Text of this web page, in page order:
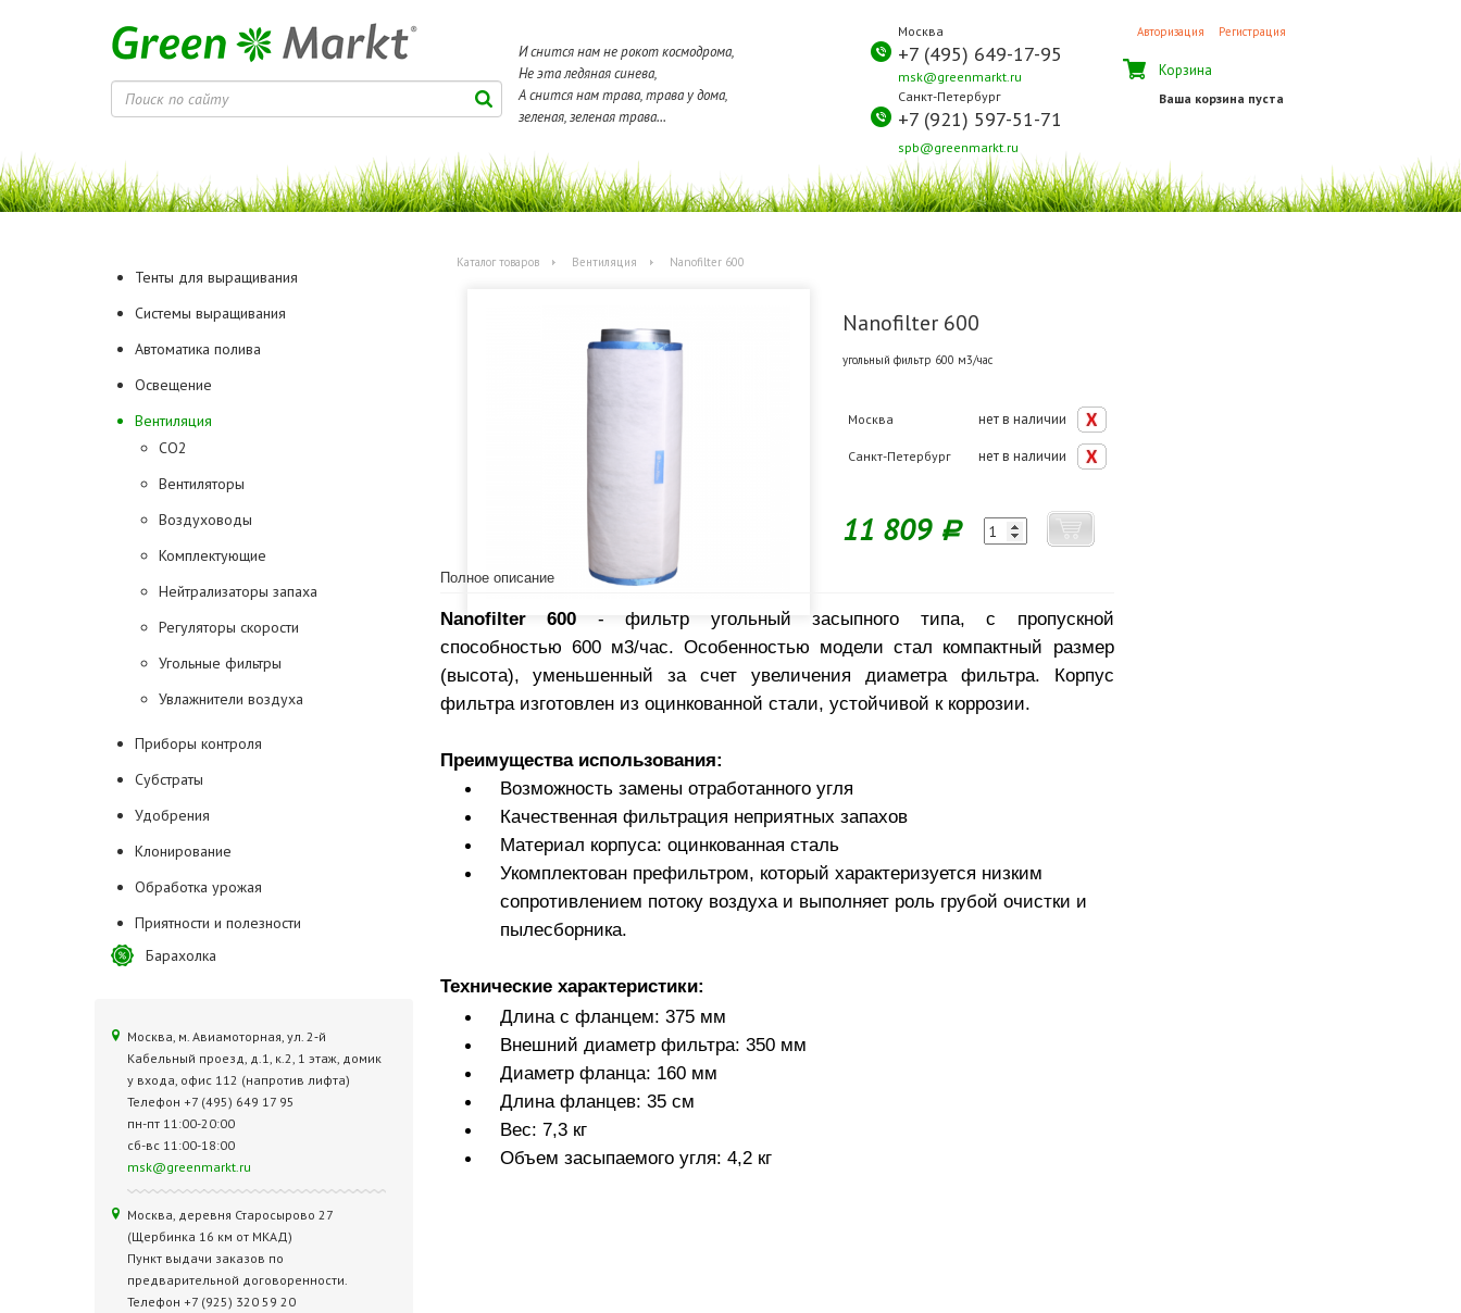
И снится нам не рокот космодрома,
Не эта ледяная синева,
А снится нам трава, трава у дома,
зеленая, зеленая трава...
Москва
+7 (495) 649-17-95
msk@greenmarkt.ru
Санкт-Петербург
+7 (921) 597-51-71
spb@greenmarkt.ru
Авторизация Регистрация
Корзина
Ваша корзина пуста
Тенты для выращивания
Системы выращивания
Автоматика полива
Освещение
Вентиляция
CO2
Вентиляторы
Воздуховоды
Комплектующие
Нейтрализаторы запаха
Регуляторы скорости
Угольные фильтры
Увлажнители воздуха
Приборы контроля
Субстраты
Удобрения
Клонирование
Обработка урожая
Приятности и полезности
Барахолка
Москва, м. Авиамоторная, ул. 2‑й
Кабельный проезд, д.1, к.2, 1 этаж, домик
у входа, офис 112 (напротив лифта)
Телефон +7 (495) 649 17 95
пн-пт 11:00-20:00
сб-вс 11:00-18:00
msk@greenmarkt.ru
Москва, деревня Старосырово 27
(Щербинка 16 км от МКАД)
Пункт выдачи заказов по
предварительной договоренности.
Телефон +7 (925) 320 59 20
Каталог товаров Вентиляция Nanofilter 600
Nanofilter 600
угольный фильтр 600 м3/час
Москва нет в наличии
Санкт-Петербург нет в наличии
11 809 Р
Полное описание
Nanofilter 600 - фильтр угольный засыпного типа, с пропускной
способностью 600 м3/час. Особенностью модели стал компактный размер
(высота), уменьшенный за счет увеличения диаметра фильтра. Корпус
фильтра изготовлен из оцинкованной стали, устойчивой к коррозии.
Преимущества использования:
Возможность замены отработанного угля
Качественная фильтрация неприятных запахов
Материал корпуса: оцинкованная сталь
Укомплектован префильтром, который характеризуется низким
сопротивлением потоку воздуха и выполняет роль грубой очистки и
пылесборника.
Технические характеристики:
Длина с фланцем: 375 мм
Внешний диаметр фильтра: 350 мм
Диаметр фланца: 160 мм
Длина фланцев: 35 см
Вес: 7,3 кг
Объем засыпаемого угля: 4,2 кг